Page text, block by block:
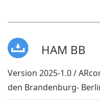
HAM BB
Version 2025-1.0 /
den Brandenburg-